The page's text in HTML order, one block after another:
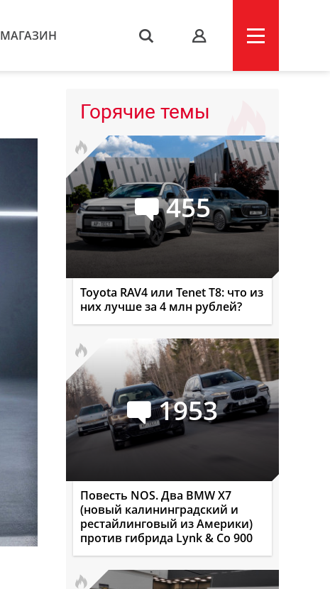
МАГАЗИН s
Горячие темы
455
Toyota RAV4 или Tenet T8: что из
них лучше за 4 млн рублей?
1953
Повесть NOS. Два BMW X7
(новый калининградский и
рестайлинговый из Америки)
против гибрида Lynk & Co 900